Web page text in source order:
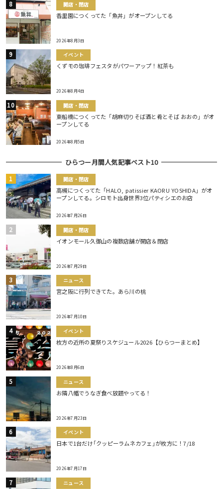
開店・閉店
香里園につくってた「魚丼」がオープンしてる
2026年8月3日
イベント
くずモの珈琲フェスタがパワーアップ！紅茶も
2026年8月4日
開店・閉店
東船橋につくってた「胡麻切りそば酒と肴とそば おおの」がオ
ープンしてる
2026年8月5日
ひらつー月間人気記事ベスト10
開店・閉店
高槻につくってた「HALO, patissier KAORU YOSHIDA」がオ
ープンしてる。シロモト出身世界3位パティシエのお店
2026年7月26日
開店・閉店
イオンモール久御山の複数店舗が開店＆閉店
2026年7月29日
ニュース
宮之阪に行列できてた。あら川の桃
2026年7月10日
イベント
枚方の近所の夏祭りスケジュール2026【ひらつーまとめ】
2026年8月6日
ニュース
お隣八幡でうなぎ食べ放題やってる！
2026年7月23日
イベント
日本で1台だけ｢クッピーラムネカフェ｣が枚方に！7/18
2026年7月17日
ニュース